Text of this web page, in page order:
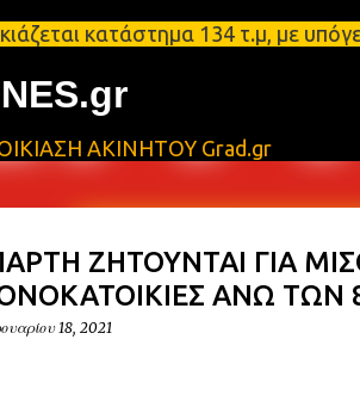
134 τ.μ, με
ΑΚΙΝΗΤΟΥ Grad.gr
ΖΗΤΟΥΝΤΑΙ ΓΙΑ
ΑΝΩ ΤΩΝ
18, 2021